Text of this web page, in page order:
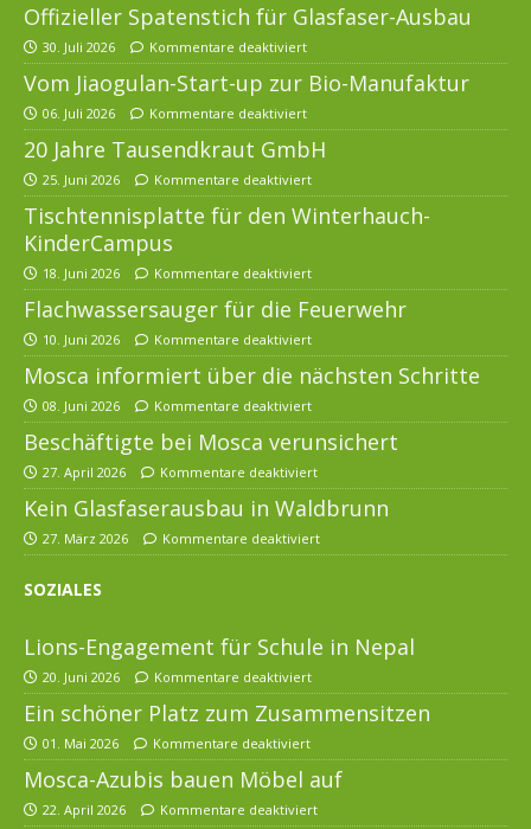
Offizieller Spatenstich für Glasfaser-Ausbau
30. Juli 2026 Kommentare deaktiviert
Vom Jiaogulan-Start-up zur Bio-Manufaktur
06. Juli 2026 Kommentare deaktiviert
20 Jahre Tausendkraut GmbH
25. Juni 2026 Kommentare deaktiviert
Tischtennisplatte für den Winterhauch-
KinderCampus
18. Juni 2026 Kommentare deaktiviert
Flachwassersauger für die Feuerwehr
10. Juni 2026 Kommentare deaktiviert
Mosca informiert über die nächsten Schritte
08. Juni 2026 Kommentare deaktiviert
Beschäftigte bei Mosca verunsichert
27. April 2026 Kommentare deaktiviert
Kein Glasfaserausbau in Waldbrunn
27. März 2026 Kommentare deaktiviert
SOZIALES
Lions-Engagement für Schule in Nepal
20. Juni 2026 Kommentare deaktiviert
Ein schöner Platz zum Zusammensitzen
01. Mai 2026 Kommentare deaktiviert
Mosca-Azubis bauen Möbel auf
22. April 2026 Kommentare deaktiviert